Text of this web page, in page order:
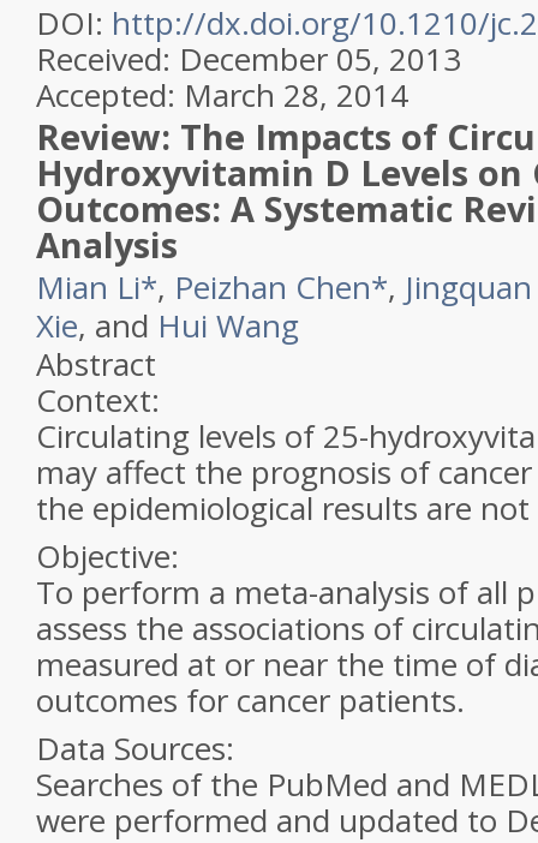
DOI: http://dx.doi.org/10.1210/
Received: December 05, 2013
Accepted: March 28, 2014
Review: The Impacts of
Hydroxyvitamin D Levels on
Outcomes: A Systematic
Analysis
Mian Li*, Peizhan Chen*,
Xie, and Hui Wang
Abstract
Context:
Circulating levels of 25-
may affect the prognosis of
the epidemiological results are
Objective:
To perform a meta-analysis of all
assess the associations of
measured at or near the time of
outcomes for cancer patients.
Data Sources:
Searches of the PubMed and
were performed and updated to